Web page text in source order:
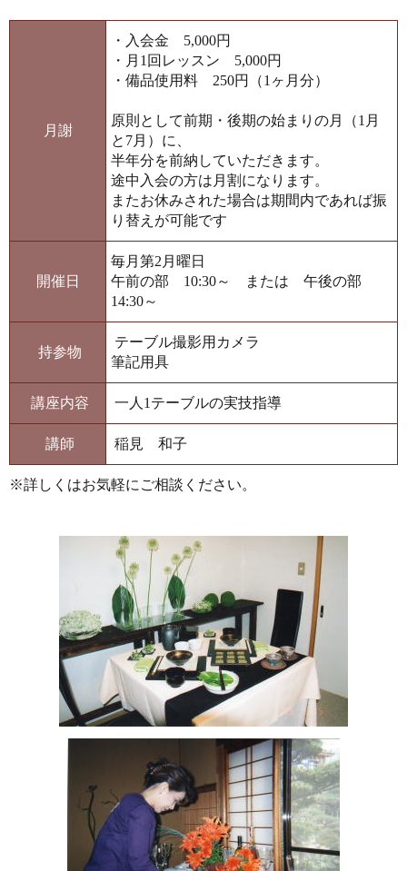
月謝
・入会金 5,000円
・月1回レッスン 5,000円
・備品使用料 250円（1ヶ月分）
原則として前期・後期の始まりの月（1月
と7月）に、
半年分を前納していただきます。
途中入会の方は月割になります。
またお休みされた場合は期間内であれば振
り替えが可能です
開催日
毎月第2月曜日
午前の部 10:30～ または 午後の部
14:30～
持参物
テーブル撮影用カメラ
筆記用具
講座内容 一人1テーブルの実技指導
講師 稲見 和子
※詳しくはお気軽にご相談ください。